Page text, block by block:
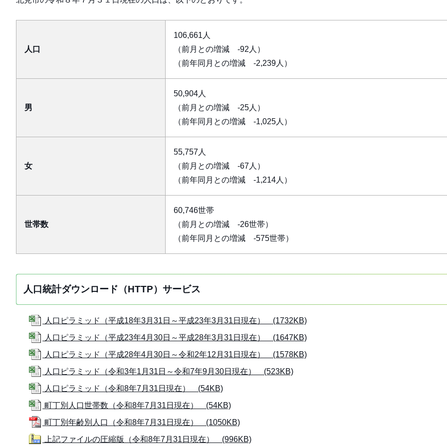
人口
106,661人
（前月との増減 -92人）
（前年同月との増減 -2,239人）
男
50,904人
（前月との増減 -25人）
（前年同月との増減 -1,025人）
女
55,757人
（前月との増減 -67人）
（前年同月との増減 -1,214人）
世帯数
60,746世帯
（前月との増減 -26世帯）
（前年同月との増減 -575世帯）
人口統計ダウンロード（HTTP）サービス
人口ピラミッド（平成18年3月31日～平成23年3月31日現在） (1732KB)
人口ピラミッド（平成23年4月30日～平成28年3月31日現在） (1647KB)
人口ピラミッド（平成28年4月30日～令和2年12月31日現在） (1578KB)
人口ピラミッド（令和3年1月31日～令和7年9月30日現在） (523KB)
人口ピラミッド（令和8年7月31日現在） (54KB)
町丁別人口世帯数（令和8年7月31日現在） (54KB)
町丁別年齢別人口（令和8年7月31日現在） (1050KB)
上記ファイルの圧縮版（令和8年7月31日現在） (996KB)